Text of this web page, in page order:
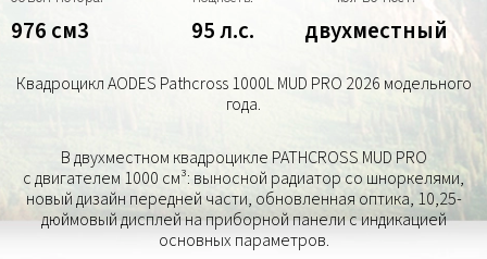
976 см3 95 л.с. двухместный
Квадроцикл AODES Pathcross 1000L MUD PRO 2026 модельного
года.
В двухместном квадроцикле PATHCROSS MUD PRO
с двигателем 1000 см³: выносной радиатор со шноркелями,
новый дизайн передней части, обновленная оптика, 10,25-
дюймовый дисплей на приборной панели с индикацией
основных параметров.